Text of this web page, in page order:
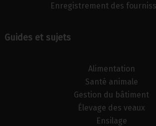
Enregistrement des
Guides et sujets
Alimentation
Santé animale
Gestion du bâtiment
Élevage des veaux
Ensilage